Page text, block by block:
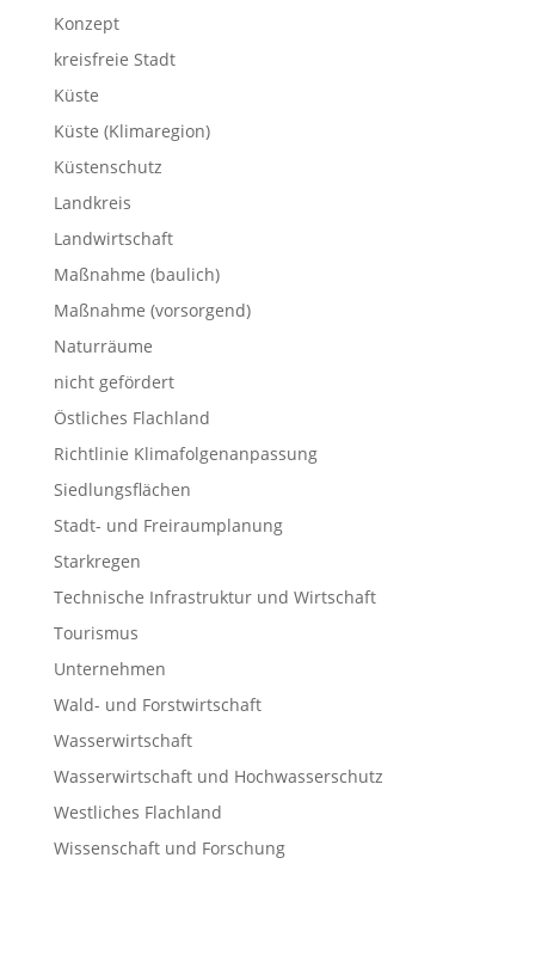
Konzept
kreisfreie Stadt
Küste
Küste (Klimaregion)
Küstenschutz
Landkreis
Landwirtschaft
Maßnahme (baulich)
Maßnahme (vorsorgend)
Naturräume
nicht gefördert
Östliches Flachland
Richtlinie Klimafolgenanpassung
Siedlungsflächen
Stadt- und Freiraumplanung
Starkregen
Technische Infrastruktur und Wirtschaft
Tourismus
Unternehmen
Wald- und Forstwirtschaft
Wasserwirtschaft
Wasserwirtschaft und Hochwasserschutz
Westliches Flachland
Wissenschaft und Forschung